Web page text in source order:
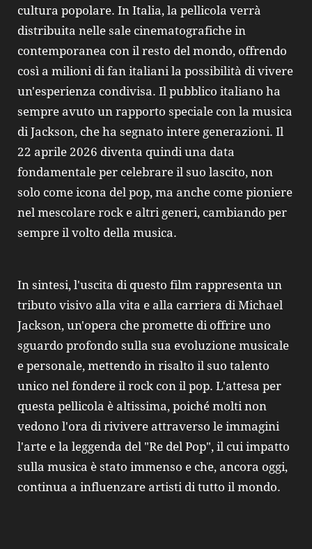
cultura popolare. In Italia, la pellicola verrà
distribuita nelle sale cinematografiche in
contemporanea con il resto del mondo, offrendo
così a milioni di fan italiani la possibilità di vivere
un'esperienza condivisa. Il pubblico italiano ha
sempre avuto un rapporto speciale con la musica
di Jackson, che ha segnato intere generazioni. Il
22 aprile 2026 diventa quindi una data
fondamentale per celebrare il suo lascito, non
solo come icona del pop, ma anche come pioniere
nel mescolare rock e altri generi, cambiando per
sempre il volto della musica.
In sintesi, l'uscita di questo film rappresenta un
tributo visivo alla vita e alla carriera di Michael
Jackson, un'opera che promette di offrire uno
sguardo profondo sulla sua evoluzione musicale
e personale, mettendo in risalto il suo talento
unico nel fondere il rock con il pop. L'attesa per
questa pellicola è altissima, poiché molti non
vedono l'ora di rivivere attraverso le immagini
l'arte e la leggenda del "Re del Pop", il cui impatto
sulla musica è stato immenso e che, ancora oggi,
continua a influenzare artisti di tutto il mondo.